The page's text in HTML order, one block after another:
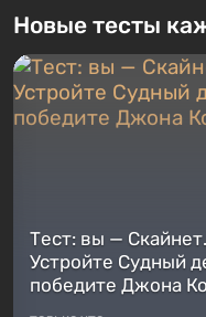
Новые тесты
Тест: вы — Скайнет.
Устройте Судный
победите Джона